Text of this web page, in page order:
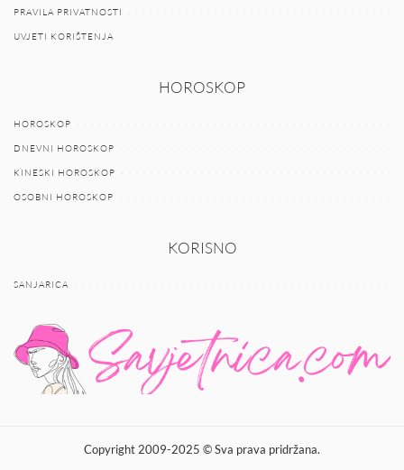
PRAVILA PRIVATNOSTI
UVJETI KORIŠTENJA
HOROSKOP
HOROSKOP
DNEVNI HOROSKOP
KINESKI HOROSKOP
OSOBNI HOROSKOP
KORISNO
SANJARICA
Copyright 2009-2025 © Sva prava pridržana.